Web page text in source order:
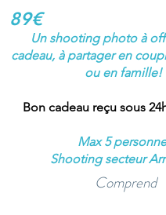
89€
Un shooting photo à
cadeau, à partager en
ou en famille!
Bon cadeau reçu sous
Max 5
Shooting secteur
Comprend